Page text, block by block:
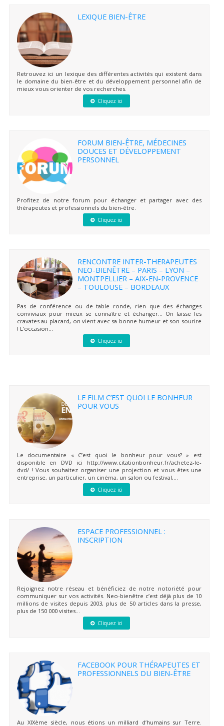
LEXIQUE BIEN-ÊTRE
Retrouvez ici un lexique des différentes activités qui existent dans
le domaine du bien-être et du développement personnel afin de
mieux vous orienter de vos recherches.
Cliquez ici
FORUM BIEN-ÊTRE, MÉDECINES
DOUCES ET DÉVELOPPEMENT
PERSONNEL
Profitez de notre forum pour échanger et partager avec des
thérapeutes et professionnels du bien-être.
Cliquez ici
RENCONTRE INTER-THERAPEUTES
NEO-BIENÊTRE – PARIS – LYON –
MONTPELLIER – AIX-EN-PROVENCE
– TOULOUSE – BORDEAUX
Pas de conférence ou de table ronde, rien que des échanges
conviviaux pour mieux se connaître et échanger… On laisse les
cravates au placard, on vient avec sa bonne humeur et son sourire
! L’occasion...
Cliquez ici
LE FILM C’EST QUOI LE BONHEUR
POUR VOUS
Le documentaire « C’est quoi le bonheur pour vous? » est
disponible en DVD ici http://www.citationbonheur.fr/achetez-le-
dvd/ ! Vous souhaitez organiser une projection et vous êtes une
entreprise, un particulier, un cinéma, un salon ou festival,...
Cliquez ici
ESPACE PROFESSIONNEL :
INSCRIPTION
Rejoignez notre réseau et bénéficiez de notre notoriété pour
communiquer sur vos activités. Neo-bienêtre c’est déjà plus de 10
millions de visites depuis 2003, plus de 50 articles dans la presse,
plus de 150 000 visites...
Cliquez ici
FACEBOOK POUR THÉRAPEUTES ET
PROFESSIONNELS DU BIEN-ÊTRE
Au XIXème siècle, nous étions un milliard d’humains sur Terre.